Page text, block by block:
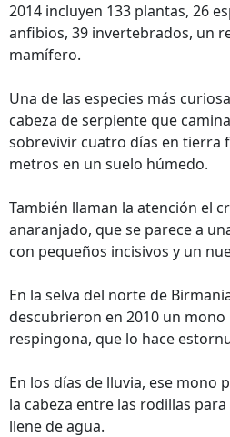
2014 incluyen 133 plantas, 26
anfibios, 39 invertebrados, un
mamífero.
Una de las especies más
cabeza de serpiente que
sobrevivir cuatro días en tierra
metros en un suelo húmedo.
También llaman la atención el
anaranjado, que se parece a
con pequeños incisivos y un
En la selva del norte de
descubrieron en 2010 un
respingona, que lo hace
En los días de lluvia, ese mono
la cabeza entre las rodillas
llene de agua.